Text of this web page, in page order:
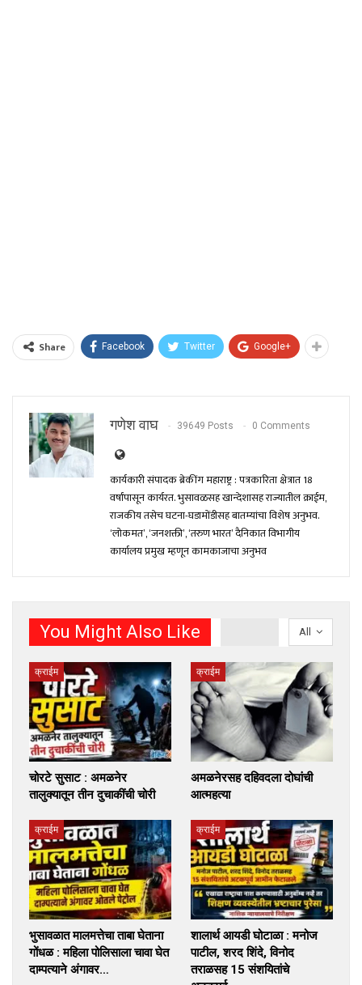
Share Facebook Twitter Google+
गणेश वाघ 39649 Posts 0 Comments
कार्यकारी संपादक ब्रेकींग महाराष्ट्र : पत्रकारिता क्षेत्रात 18
वर्षांपासून कार्यरत. भुसावळसह खान्देशासह राज्यातील क्राईम,
राजकीय तसेच घटना-घडामोंडीसह बातम्यांचा विशेष अनुभव.
‘लोकमत’, ‘जनशक्ती’, ‘तरुण भारत’ दैनिकात विभागीय
कार्यालय प्रमुख म्हणून कामकाजाचा अनुभव
All
You Might Also Like
क्राईम
चोरटे सुसाट : अमळनेर
तालुक्यातून तीन दुचाकींची चोरी
क्राईम
अमळनेरसह दहिवदला दोघांची
आत्महत्या
क्राईम
भुसावळात मालमत्तेचा ताबा घेताना
गोंधळ : महिला पोलिसाला चावा घेत
दाम्पत्याने अंगावर…
क्राईम
शालार्थ आयडी घोटाळा : मनोज
पाटील, शरद शिंदे, विनोद
तराळसह 15 संशयितांचे